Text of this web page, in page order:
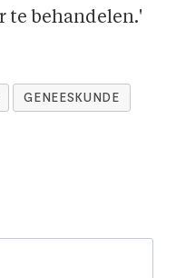
te behandelen.'
GENEESKUNDE